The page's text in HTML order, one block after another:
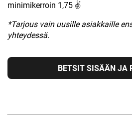
minimikerroin 1,75 ✌
*Tarjous vain uusille asiakkaille
yhteydessä.
BETSIT SISÄÄN JA